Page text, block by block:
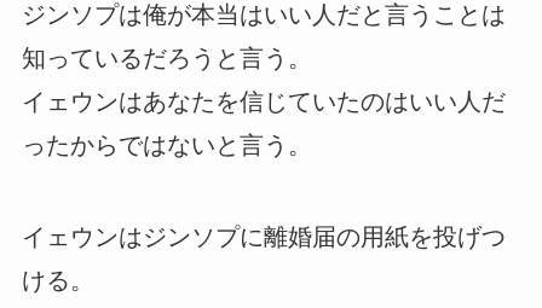
ジンソプは俺が本当はいい人だと言うことは
知っているだろうと言う。
イェウンはあなたを信じていたのはいい人だ
ったからではないと言う。
イェウンはジンソプに離婚届の用紙を投げつ
ける。